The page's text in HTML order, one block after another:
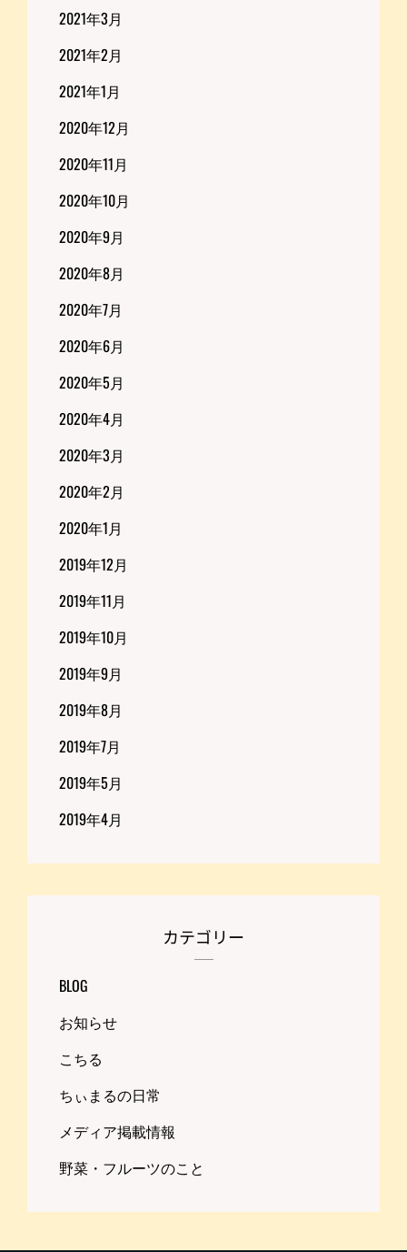
2021年3月
2021年2月
2021年1月
2020年12月
2020年11月
2020年10月
2020年9月
2020年8月
2020年7月
2020年6月
2020年5月
2020年4月
2020年3月
2020年2月
2020年1月
2019年12月
2019年11月
2019年10月
2019年9月
2019年8月
2019年7月
2019年5月
2019年4月
カテゴリー
BLOG
お知らせ
こちる
ちぃまるの日常
メディア掲載情報
野菜・フルーツのこと